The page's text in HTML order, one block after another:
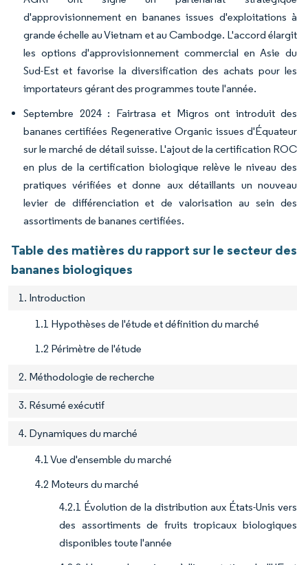
d'approvisionnement en bananes issues d'exploitations à
grande échelle au Vietnam et au Cambodge. L'accord élargit
les options d'approvisionnement commercial en Asie du
Sud-Est et favorise la diversification des achats pour les
importateurs gérant des programmes toute l'année.
Septembre 2024 : Fairtrasa et Migros ont introduit des
bananes certifiées Regenerative Organic issues d'Équateur
sur le marché de détail suisse. L'ajout de la certification ROC
en plus de la certification biologique relève le niveau des
pratiques vérifiées et donne aux détaillants un nouveau
levier de différenciation et de valorisation au sein des
assortiments de bananes certifiées.
Table des matières du rapport sur le secteur des
bananes biologiques
1. Introduction
1.1 Hypothèses de l'étude et définition du marché
1.2 Périmètre de l'étude
2. Méthodologie de recherche
3. Résumé exécutif
4. Dynamiques du marché
4.1 Vue d'ensemble du marché
4.2 Moteurs du marché
4.2.1 Évolution de la distribution aux États-Unis vers
des assortiments de fruits tropicaux biologiques
disponibles toute l'année